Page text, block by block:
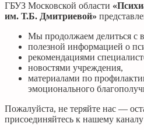
ГБУЗ Московской области
им. Т.Б. Дмитриевой»
Мы продолжаем делиться с
полезной информацией о
рекомендациями
новостями учреждения,
материалами по
эмоционального
Пожалуйста, не теряйте нас —
присоединяйтесь к нашему